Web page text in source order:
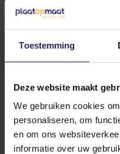
Toestemming
Deze website maakt
We gebruiken cookies
personaliseren, om
en om ons
informatie over uw
meer info
RVS
meer info
Staal